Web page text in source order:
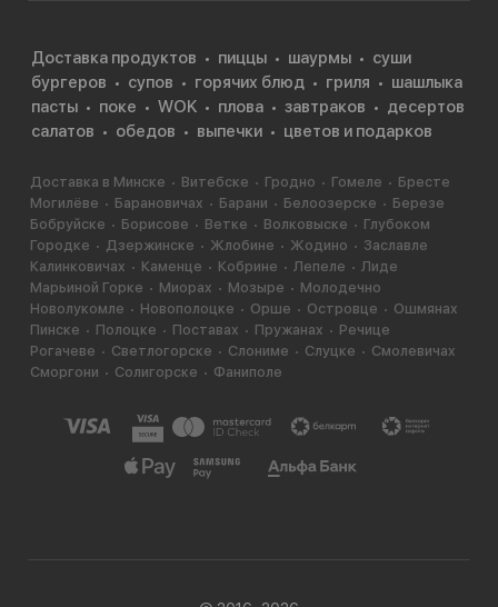
Доставка продуктов пиццы шаурмы
суши
бургеров
супов горячих блюд гриля
шашлыка
пасты
поке WOK плова завтраков
десертов
салатов
обедов выпечки цветов и подарков
Доставка в Минске Витебске Гродно Гомеле
Бресте
Могилёве
Барановичах Барани Белоозерске
Березе
Бобруйске
Борисове Ветке Волковыске
Глубоком
Городке
Дзержинске Жлобине Жодино
Заславле
Калинковичах
Каменце Кобрине Лепеле
Лиде
Марьиной Горке
Миорах Мозыре
Молодечно
Новолукомле
Новополоцке Орше Островце
Ошмянах
Пинске
Полоцке Поставах Пружанах
Речице
Рогачеве
Светлогорске Слониме Слуцке
Смолевичах
Сморгони
Солигорске Фаниполе